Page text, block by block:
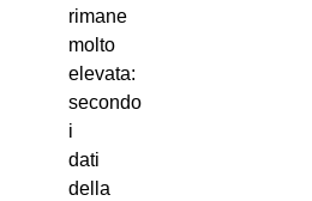
rimane
molto
elevata:
secondo
i
dati
della